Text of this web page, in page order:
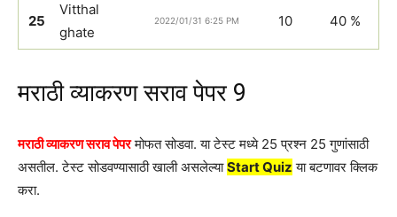
25
Vitthal
ghate
2022/01/31 6:25 PM 10 40 %
मराठी व्याकरण सराव पेपर 9
मराठी व्याकरण सराव पेपरमोफत सोडवा. या टेस्ट मध्ये 25 प्रश्न 25 गुणांसाठी
असतील. टेस्ट सोडवण्यासाठी खाली असलेल्याStart Quiz या बटणावर क्लिक
करा.